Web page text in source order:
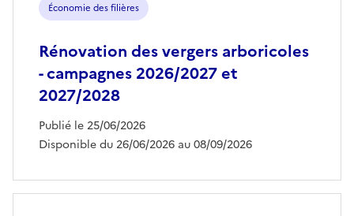
Économie des filières
Rénovation des vergers arboricoles
- campagnes 2026/2027 et
2027/2028
Publié le 25/06/2026
Disponible du 26/06/2026 au 08/09/2026